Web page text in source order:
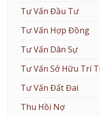
Tư Vấn Đầu Tư
Tư Vấn Hợp Đồng
Tư Vấn Dân Sự
Tư Vấn Sở Hữu Trí
Tư Vấn Đất Đai
Thu Hồi Nợ